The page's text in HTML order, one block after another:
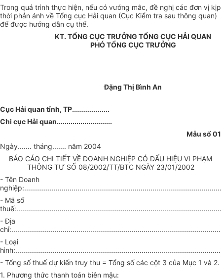
Trong quá trình thực hiện, nếu có vướng mắc, đề nghị các đơn vị kịp
thời phản ánh về Tổng cục Hải quan (Cục Kiểm tra sau thông quan)
để được hướng dẫn cụ thể.
KT. TỔNG CỤC TRƯỞNG TỔNG CỤC HẢI QUAN
PHÓ TỔNG CỤC TRƯỞNG
Đặng Thị Bình An
Cục Hải quan tỉnh, TP...................
Chi cục Hải quan............................
Mẫu số 01
Ngày....... tháng....... năm 2004
BÁO CÁO CHI TIẾT VỀ DOANH NGHIỆP CÓ DẤU HIỆU VI PHẠM
THÔNG TƯ SỐ 08/2002/TT/BTC NGÀY 23/01/2002
- Tên Doanh
- Mã số
- Địa
- Loại
- Tổng số thuế dự kiến truy thu = Tổng số các cột 3 của Mục 1 và 2.
1. Phương thức thanh toán biên mậu: